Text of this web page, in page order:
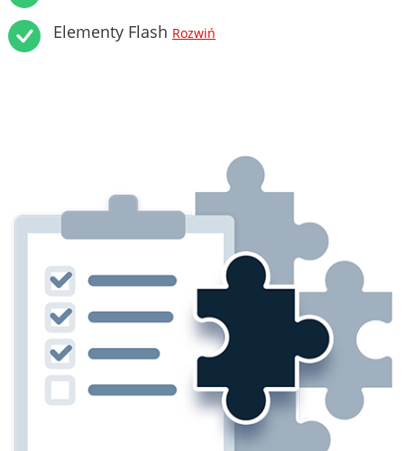
Elementy Flash Rozwiń